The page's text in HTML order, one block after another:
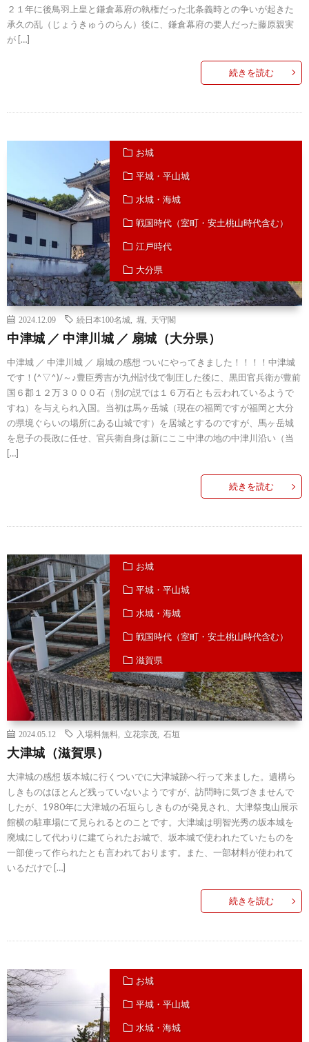
２１年に後鳥羽上皇と鎌倉幕府の執権だった北条義時との争いが起きた
承久の乱（じょうきゅうのらん）後に、鎌倉幕府の要人だった藤原親実
が […]
続きを読む
お城
平城・平山城
水城・海城
戦国時代（室町・安土桃山時代含む）
江戸時代
大分県
2024.12.09 続日本100名城 堀 天守閣
中津城 ／ 中津川城 ／ 扇城（大分県）
中津城 ／ 中津川城 ／ 扇城の感想 ついにやってきました！！！！中津城
です！(^▽^)/～♪豊臣秀吉が九州討伐で制圧した後に、黒田官兵衛が豊前
国６郡１２万３０００石（別の説では１６万石とも云われているようで
すね）を与えられ入国。当初は馬ヶ岳城（現在の福岡ですが福岡と大分
の県境ぐらいの場所にある山城です）を居城とするのですが、馬ヶ岳城
を息子の長政に任せ、官兵衛自身は新にここ中津の地の中津川沿い（当
[…]
続きを読む
お城
平城・平山城
水城・海城
戦国時代（室町・安土桃山時代含む）
滋賀県
2024.05.12 入場料無料 立花宗茂 石垣
大津城（滋賀県）
大津城の感想 坂本城に行くついでに大津城跡へ行って来ました。遺構ら
しきものはほとんど残っていないようですが、訪問時に気づきませんで
したが、1980年に大津城の石垣らしきものが発見され、大津祭曳山展示
館横の駐車場にて見られるとのことです。大津城は明智光秀の坂本城を
廃城にして代わりに建てられたお城で、坂本城で使われたていたものを
一部使って作られたとも言われております。また、一部材料が使われて
いるだけで […]
続きを読む
お城
平城・平山城
水城・海城